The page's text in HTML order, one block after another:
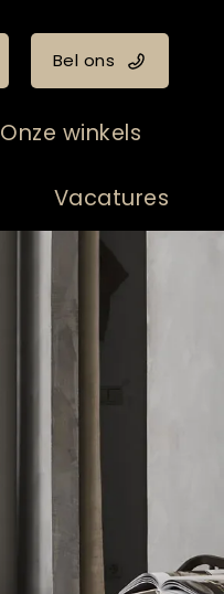
Bel ons
Onze winkels
Vacatures